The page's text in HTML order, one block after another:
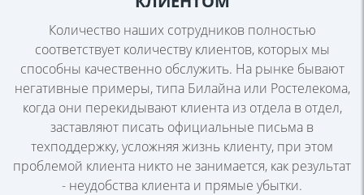
Количество наших сотрудников полностью
соответствует количествуклиентов, которых мы
способны качественно обслужить. На рынке бывают
негативные примеры, типа Билайна или Ростелекома,
когда они перекидывают клиента из отдела в отдел,
заставляют писать официальные письма в
техподдержку, усложняя жизнь клиенту, при этом
проблемой клиента никто не занимается, как результат
- неудобства клиента и прямые убытки.